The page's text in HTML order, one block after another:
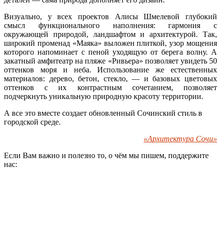
Визуально, у всех проектов Алисы Шмелевой глубокий
смысл функционального наполнения: гармония с
окружающей природой, ландшафтом и архитектурой. Так,
широкий променад «Маяка» выложен плиткой, узор мощения
которого напоминает с пеной уходящую от берега волну. А
закатный амфитеатр на пляже «Ривьера» позволяет увидеть 50
оттенков моря и неба. Использование же естественных
материалов: дерево, бетон, стекло, — и базовых цветовых
оттенков с их контрастным сочетанием, позволяет
подчеркнуть уникальную природную красоту территории.
А все это вместе создает обновленный Сочинский стиль в
городской среде.
«Архитектура Сочи»
Если Вам важно и полезно то, о чём мы пишем, поддержите
нас: